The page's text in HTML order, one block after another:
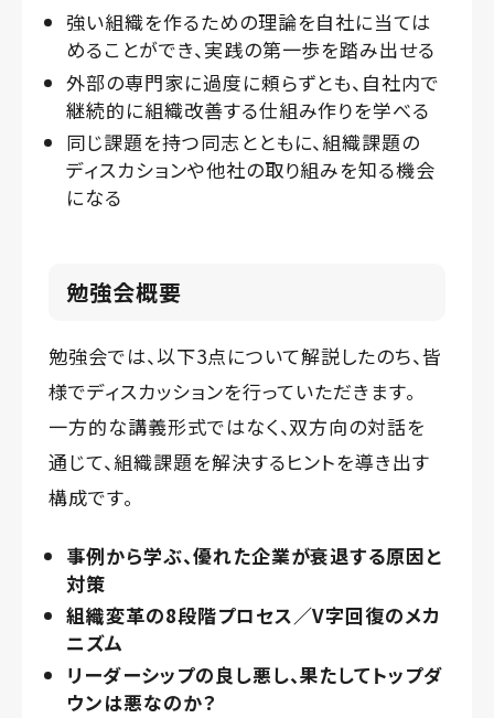
強い組織を作るための理論を自社に当ては
めることができ、実践の第一歩を踏み出せる
外部の専門家に過度に頼らずとも、自社内で
継続的に組織改善する仕組み作りを学べる
同じ課題を持つ同志とともに、組織課題の
ディスカションや他社の取り組みを知る機会
になる
勉強会概要
勉強会では、以下3点について解説したのち、皆
様でディスカッションを行っていただきます。
一方的な講義形式ではなく、双方向の対話を
通じて、組織課題を解決するヒントを導き出す
構成です。
事例から学ぶ、優れた企業が衰退する原因と
対策
組織変革の8段階プロセス／V字回復のメカ
ニズム
リーダーシップの良し悪し、果たしてトップダ
ウンは悪なのか？